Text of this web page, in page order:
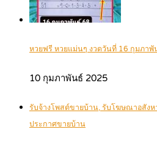
หวยฟรี หวยแม่นๆ งวดวันที่ 16 กุมภาพั
10 กุมภาพันธ์ 2025
รับจ้างโพสต์ขายบ้าน, รับโฆษณาอสังห
ประกาศขายบ้าน